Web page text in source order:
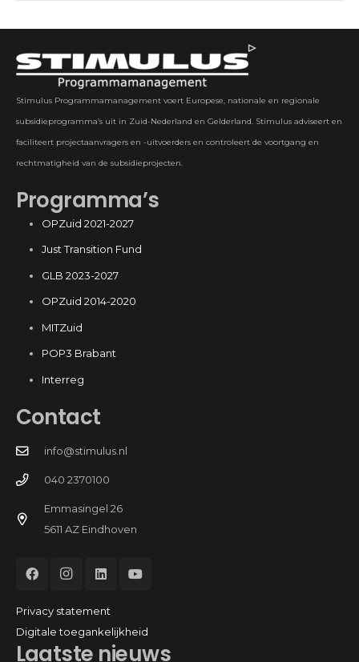
Stimulus Programmamanagement voert Europese, nationale en regionale
subsidieprogramma’s uit in Zuid-Nederland en Gelderland. Stimulus adviseert en
faciliteert projectaanvragers en -uitvoerders en controleert de voortgang en
rechtmatigheid van de subsidieprojecten.
Programma’s
OPZuid 2021-2027
Just Transition Fund
GLB 2023-2027
OPZuid 2014-2020
MITZuid
POP3 Brabant
Interreg
Laatste nieuws
Contact
info@stimulus.nl
040 2370100
Emmasingel 26
5611 AZ Eindhoven
Privacy statement
Digitale toegankelijkheid